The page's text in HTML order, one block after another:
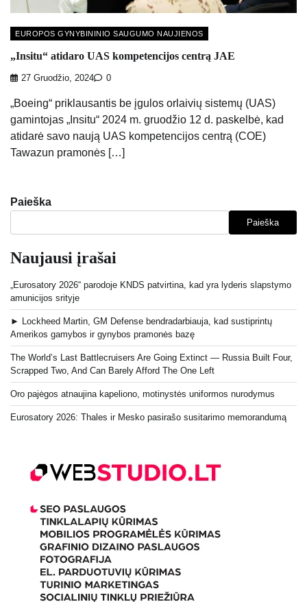
EUROPOS GYNYBININIO SAUGUMO NAUJIENOS
„Insitu“ atidaro UAS kompetencijos centrą JAE
27 Gruodžio, 2024 0
„Boeing“ priklausantis be įgulos orlaivių sistemų (UAS)
gamintojas „Insitu“ 2024 m. gruodžio 12 d. paskelbė, kad
atidarė savo naują UAS kompetencijos centrą (COE)
Tawazun pramonės […]
Paieška
Paieška
Naujausi įrašai
„Eurosatory 2026“ parodoje KNDS patvirtina, kad yra lyderis slapstymo
amunicijos srityje
► Lockheed Martin, GM Defense bendradarbiauja, kad sustiprintų
Amerikos gamybos ir gynybos pramonės bazę
The World’s Last Battlecruisers Are Going Extinct — Russia Built Four,
Scrapped Two, And Can Barely Afford The One Left
Oro pajėgos atnaujina kapeliono, motinystės uniformos nurodymus
Eurosatory 2026: Thales ir Mesko pasirašo susitarimo memorandumą